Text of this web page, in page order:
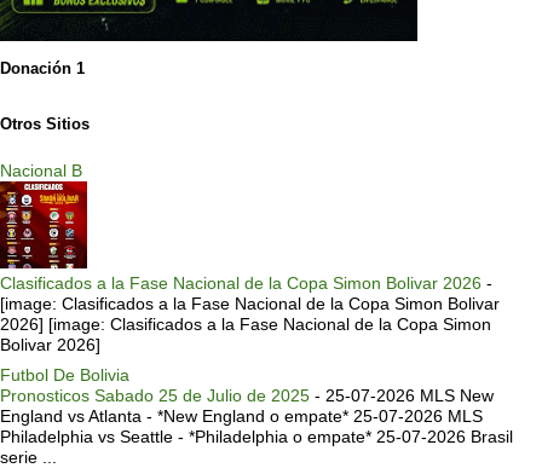
Donación 1
Otros Sitios
Nacional B
Clasificados a la Fase Nacional de la Copa Simon Bolivar 2026 -
[image: Clasificados a la Fase Nacional de la Copa Simon Bolivar
2026] [image: Clasificados a la Fase Nacional de la Copa Simon
Bolivar 2026]
Futbol De Bolivia
Pronosticos Sabado 25 de Julio de 2025 - 25-07-2026 MLS New
England vs Atlanta - *New England o empate* 25-07-2026 MLS
Philadelphia vs Seattle - *Philadelphia o empate* 25-07-2026 Brasil
serie ...